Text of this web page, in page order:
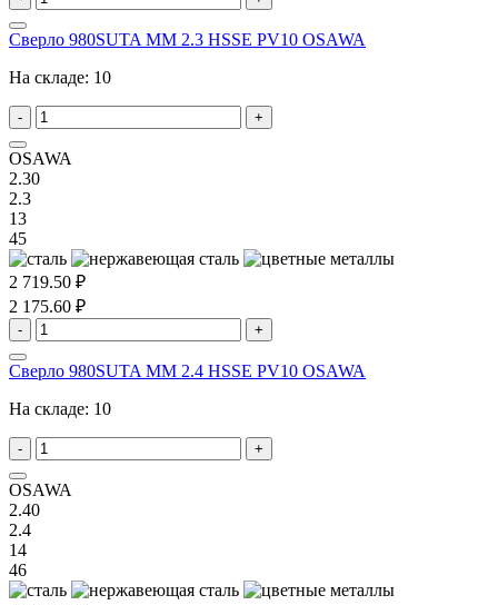
Сверло 980SUTA MM 2.3 HSSE PV10 OSAWA
На складе: 10
- +
OSAWA
2.30
2.3
13
45
2 719.50 ₽
2 175.60 ₽
- +
Сверло 980SUTA MM 2.4 HSSE PV10 OSAWA
На складе: 10
- +
OSAWA
2.40
2.4
14
46